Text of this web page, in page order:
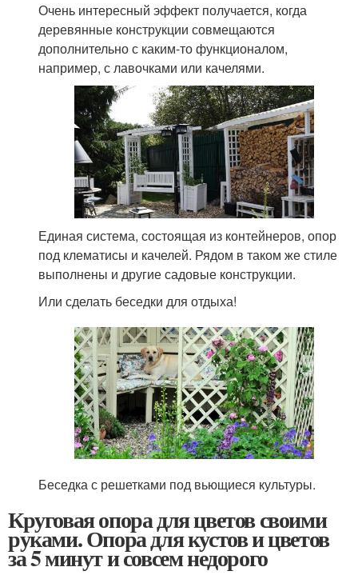
Очень интересный эффект получается, когда
деревянные конструкции совмещаются
дополнительно с каким-то функционалом,
например, с лавочками или качелями.
Единая система, состоящая из контейнеров, опор
под клематисы и качелей. Рядом в таком же стиле
выполнены и другие садовые конструкции.
Или сделать беседки для отдыха!
Беседка с решетками под вьющиеся культуры.
Круговая опора для цветов своими
руками. Опора для кустов и цветов
за 5 минут и совсем недорого